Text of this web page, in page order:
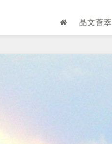
晶文薈萃